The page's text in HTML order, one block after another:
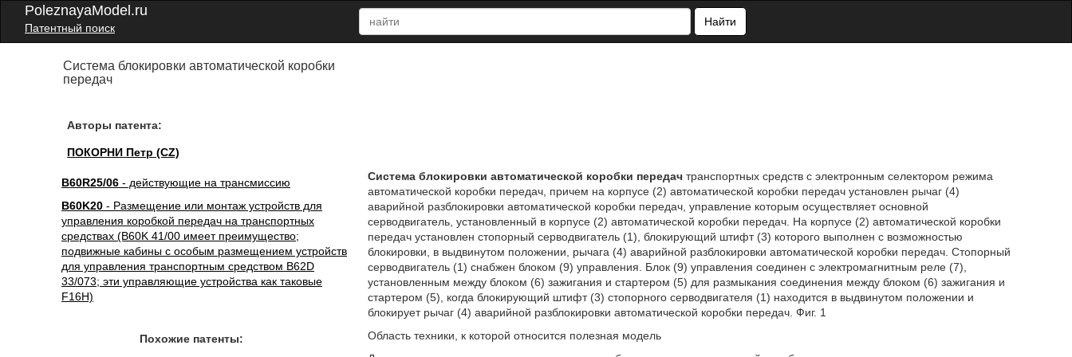
PoleznayaModel.ru
Патентный поиск
Найти
Система блокировки автоматической коробки
передач
Авторы патента:
ПОКОРНИ Петр (CZ)
B60R25/06 - действующие на трансмиссию
B60K20 - Размещение или монтаж устройств для
управления коробкой передач на транспортных
средствах (B60K 41/00 имеет преимущество;
подвижные кабины с особым размещением устройств
для управления транспортным средством B62D
33/073; эти управляющие устройства как таковые
F16H)
Система блокировки автоматической коробки передачтранспортных средств с электронным селектором режима
автоматической коробки передач, причем на корпусе (2) автоматической коробки передач установлен рычаг (4)
аварийной разблокировки автоматической коробки передач, управление которым осуществляет основной
серводвигатель, установленный в корпусе (2) автоматической коробки передач. На корпусе (2) автоматической коробки
передач установлен стопорный серводвигатель (1), блокирующий штифт (3) которого выполнен с возможностью
блокировки, в выдвинутом положении, рычага (4) аварийной разблокировки автоматической коробки передач. Стопорный
серводвигатель (1) снабжен блоком (9) управления. Блок (9) управления соединен с электромагнитным реле (7),
установленным между блоком (6) зажигания и стартером (5) для размыкания соединения между блоком (6) зажигания и
стартером (5), когда блокирующий штифт (3) стопорного серводвигателя (1) находится в выдвинутом положении и
блокирует рычаг (4) аварийной разблокировки автоматической коробки передач. Фиг. 1
Область техники, к которой относится полезная модель
Похожие патенты: